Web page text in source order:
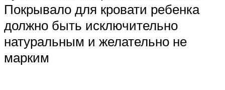
Покрывало для кровати ребенка
должно быть исключительно
натуральным и желательно не
марким